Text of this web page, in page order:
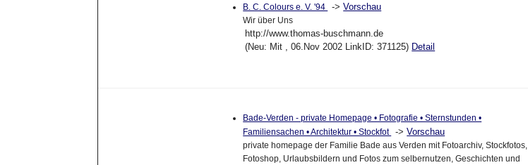
B. C. Colours e. V. '94 ->Vorschau
Wir über Uns
http://www.thomas-buschmann.de
(Neu: Mit , 06.Nov 2002 LinkID: 371125) Detail
Bade-Verden - private Homepage • Fotografie • Sternstunden •
Familiensachen • Architektur • Stockfot ->Vorschau
private homepage der Familie Bade aus Verden mit Fotoarchiv, Stockfotos,
Fotoshop, Urlaubsbildern und Fotos zum selbernutzen, Geschichten und